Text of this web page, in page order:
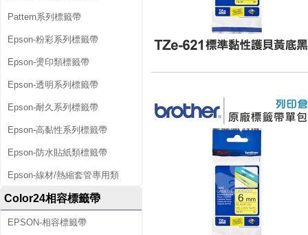
Pattern系列標籤帶
Epson-粉彩系列標籤帶
Epson-燙印類標籤帶
Epson-透明系列標籤帶
Epson-耐久系列標籤帶
Epson-高黏性系列標籤帶
Epson-防水貼紙類標籤帶
Epson-線材/熱縮套管專用類
Color24相容標籤帶
EPSON-相容標籤帶